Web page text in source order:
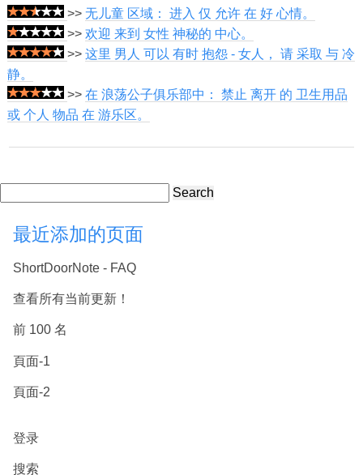
>> 无儿童 区域： 进入 仅 允许 在 好 心情。
>> 欢迎 来到 女性 神秘的 中心。
>> 这里 男人 可以 有时 抱怨 - 女人， 请 采取 与 冷
静。
>> 在 浪荡公子俱乐部中： 禁止 离开 的 卫生用品
或 个人 物品 在 游乐区。
Search
最近添加的页面
ShortDoorNote - FAQ
查看所有当前更新！
前 100 名
頁面-1
頁面-2
登录
搜索